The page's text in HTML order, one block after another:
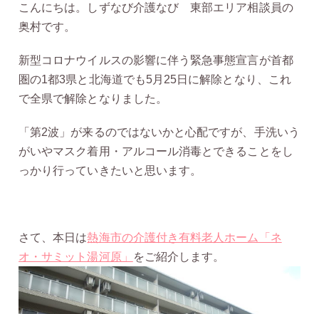
こんにちは。しずなび介護なび 東部エリア相談員の
奥村です。
新型コロナウイルスの影響に伴う緊急事態宣言が首都
圏の1都3県と北海道でも5月25日に解除となり、これ
で全県で解除となりました。
「第2波」が来るのではないかと心配ですが、手洗いう
がいやマスク着用・アルコール消毒とできることをし
っかり行っていきたいと思います。
さて、本日は熱海市の介護付き有料老人ホーム「ネ
オ・サミット湯河原」
をご紹介します。